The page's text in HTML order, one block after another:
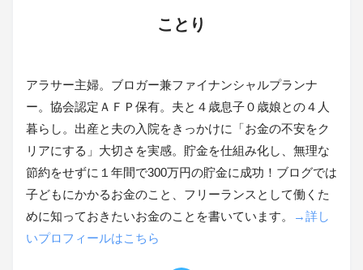
ことり
アラサー主婦。ブロガー兼ファイナンシャルプランナ
ー。協会認定ＡＦＰ保有。夫と４歳息子０歳娘との４人
暮らし。出産と夫の入院をきっかけに「お金の不安をク
リアにする」大切さを実感。貯金を仕組み化し、無理な
節約をせずに１年間で300万円の貯金に成功！ブログでは
子どもにかかるお金のこと、フリーランスとして働くた
めに知っておきたいお金のことを書いています。
→詳し
いプロフィールはこちら